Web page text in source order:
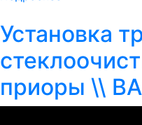
Установка
приоры \\